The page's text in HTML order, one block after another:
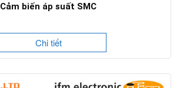
Cảm biến áp suất SMC
Chi tiết